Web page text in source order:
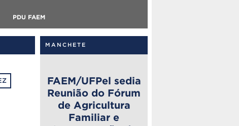
PDU FAEM
MANCHETE
FAEM/UFPel sedia
Reunião do Fórum
de Agricultura
Familiar e